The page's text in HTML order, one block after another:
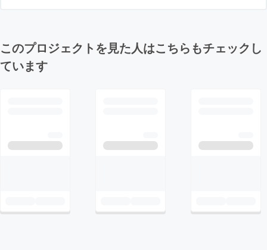
このプロジェクトを見た人はこちらもチェックし
ています